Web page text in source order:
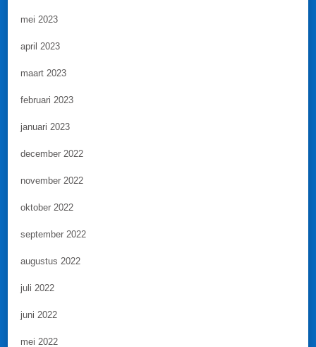
mei 2023
april 2023
maart 2023
februari 2023
januari 2023
december 2022
november 2022
oktober 2022
september 2022
augustus 2022
juli 2022
juni 2022
mei 2022